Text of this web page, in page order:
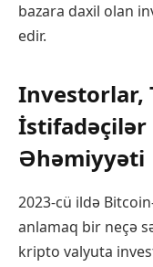
bazara daxil olan
edir.
Investorlar,
İstifadəçilər
Əhəmiyyəti
2023-cü ildə
anlamaq bir neçə
kripto valyuta